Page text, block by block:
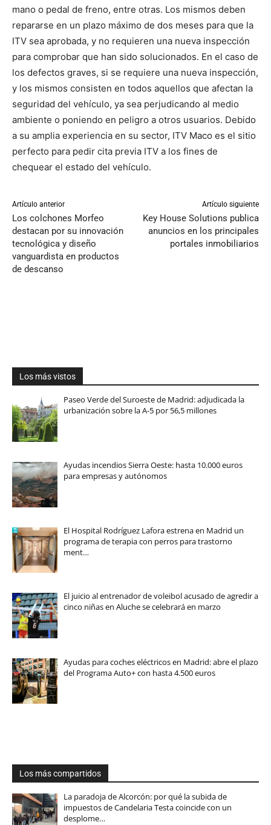
mano o pedal de freno, entre otras. Los mismos deben
repararse en un plazo máximo de dos meses para que la
ITV sea aprobada, y no requieren una nueva inspección
para comprobar que han sido solucionados. En el caso de
los defectos graves, si se requiere una nueva inspección,
y los mismos consisten en todos aquellos que afectan la
seguridad del vehículo, ya sea perjudicando al medio
ambiente o poniendo en peligro a otros usuarios. Debido
a su amplia experiencia en su sector, ITV Maco es el sitio
perfecto para pedir cita previa ITV a los fines de
chequear el estado del vehículo.
Artículo anterior
Los colchones Morfeo
destacan por su innovación
tecnológica y diseño
vanguardista en productos
de descanso
Artículo siguiente
Key House Solutions publica
anuncios en los principales
portales inmobiliarios
Los más vistos
Paseo Verde del Suroeste de Madrid: adjudicada la
urbanización sobre la A-5 por 56,5 millones
Ayudas incendios Sierra Oeste: hasta 10.000 euros
para empresas y autónomos
El Hospital Rodríguez Lafora estrena en Madrid un
programa de terapia con perros para trastorno
ment…
El juicio al entrenador de voleibol acusado de agredir a
cinco niñas en Aluche se celebrará en marzo
Ayudas para coches eléctricos en Madrid: abre el plazo
del Programa Auto+ con hasta 4.500 euros
Los más compartidos
La paradoja de Alcorcón: por qué la subida de
impuestos de Candelaria Testa coincide con un
desplome…